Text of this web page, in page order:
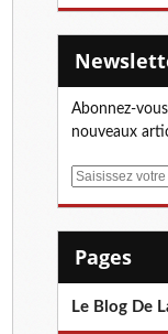
Abonnez-
nouveaux
E
Pages
Le Blog De